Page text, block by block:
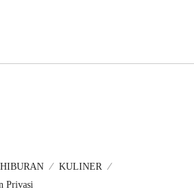
HIBURAN
KULINER
Privasi